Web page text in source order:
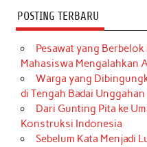
POSTING TERBARU
Pesawat yang
Mahasiswa Mengalahkan
Warga yang
di Tengah Badai Unggahan
Dari Gunting Pita ke
Konstruksi Indonesia
Sebelum Kata Menjadi